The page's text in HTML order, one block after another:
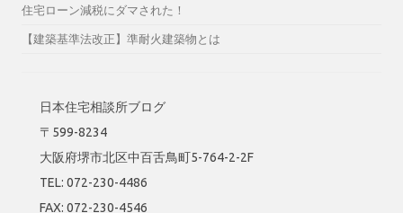
住宅ローン減税にダマされた！
【建築基準法改正】準耐火建築物とは
日本住宅相談所ブログ
〒599-8234
大阪府堺市北区中百舌鳥町5-764-2-2F
TEL: 072-230-4486
FAX: 072-230-4546